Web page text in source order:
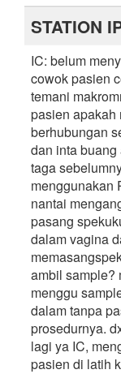
STATION
IC: belum
cowok pasien
temani
pasien apakah
berhubungan
dan inta
taga
menggunakan
nantai
pasang
dalam vagina
ambil sample?
menggu
dalam tanpa
prosedurnya.
lagi ya IC,
pasien di latih